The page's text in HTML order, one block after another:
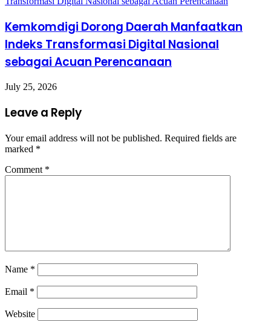
Kemkomdigi Dorong Daerah Manfaatkan
Indeks Transformasi Digital Nasional
sebagai Acuan Perencanaan
July 25, 2026
Leave a Reply
Your email address will not be published. Required fields are
marked *
Comment *
Name *
Email *
Website